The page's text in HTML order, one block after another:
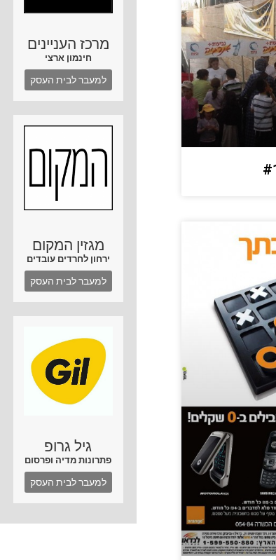
מרכז העניינים
חינמון ארצי
למעבר לבית העסק
מגזין המקום
ירחון לחרדים עובדים
למעבר לבית העסק
גיל גרופ
פתרונות מדיה ופרסום
למעבר לבית העסק